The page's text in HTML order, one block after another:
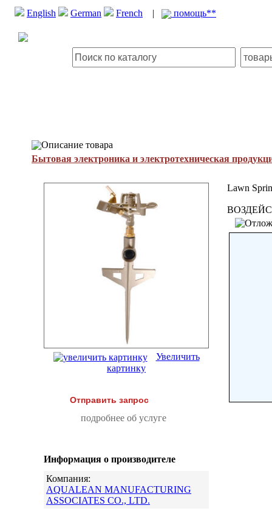
English German French | помощь**
Описание товара
Бытовая электроника и электротехническая
Увеличить
картинку
Отправить запрос
подробнее об услуге
Информация о производителе
Компания:
AQUALEAN MANUFACTURING
ASSOCIATES CO., LTD.
Lawn